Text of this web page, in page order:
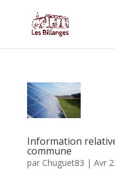
Information
commune
par Chuguet83 | Avr